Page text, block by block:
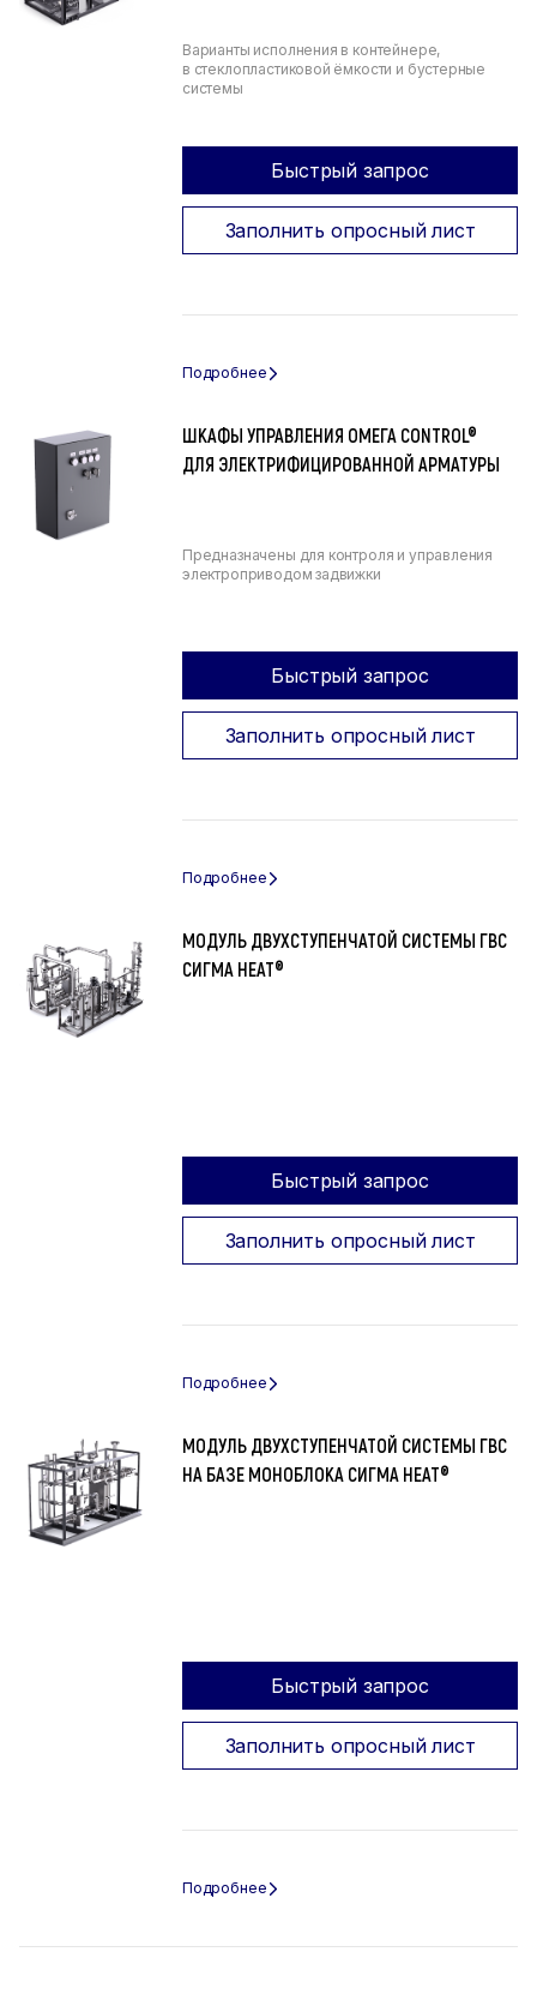
Варианты исполнения в контейнере,
в стеклопластиковой ёмкости и бустерные
системы
Быстрый запрос
Заполнить опросный лист
ШКАФЫ УПРАВЛЕНИЯ ОМЕГА CONTROL®
ДЛЯ ЭЛЕКТРИФИЦИРОВАННОЙ АРМАТУРЫ
Предназначены для контроля и управления
электроприводом задвижки
Быстрый запрос
Заполнить опросный лист
МОДУЛЬ ДВУХСТУПЕНЧАТОЙ СИСТЕМЫ ГВС
СИГМА HEAT®
Быстрый запрос
Заполнить опросный лист
МОДУЛЬ ДВУХСТУПЕНЧАТОЙ СИСТЕМЫ ГВС
НА БАЗЕ МОНОБЛОКА СИГМА HEAT®
Быстрый запрос
Заполнить опросный лист